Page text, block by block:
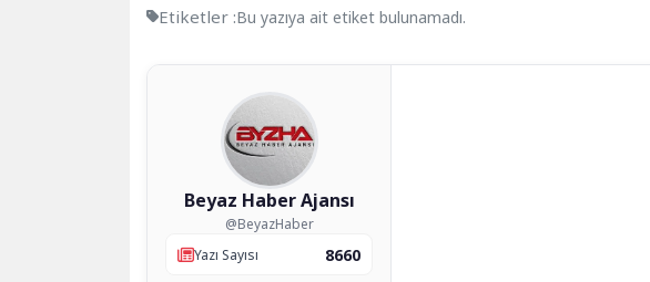
Etiketler :Bu yazıya ait etiket bulunamadı.
Beyaz Haber Ajansı
@BeyazHaber
Yazı Sayısı
8660